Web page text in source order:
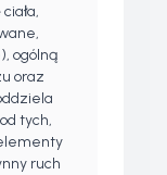
ogólną
oraz
tych,
ruch